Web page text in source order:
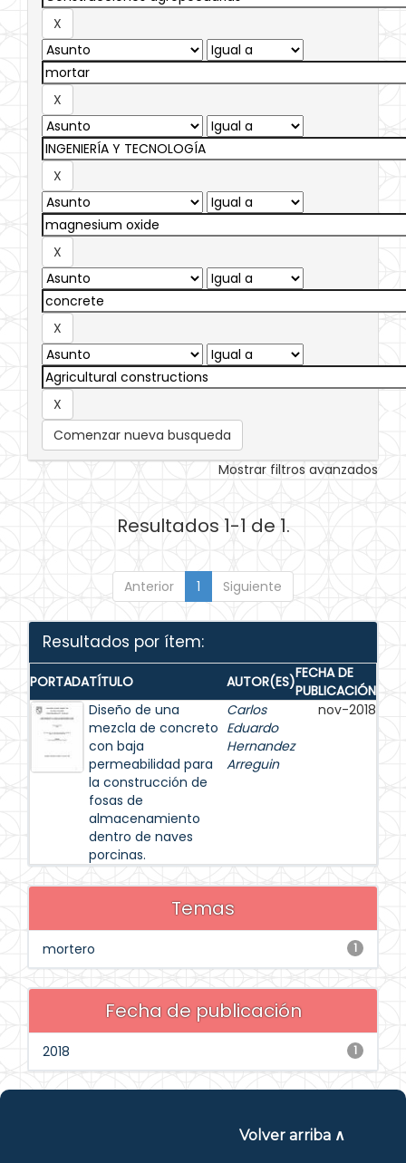
Comenzar nueva busqueda
Mostrar filtros avanzados
Resultados 1-1 de 1.
Anterior 1 Siguiente
Resultados por ítem:
PORTADATÍTULO AUTOR(ES)FECHA DE
PUBLICACIÓN
Diseño de una
mezcla de concreto
con baja
permeabilidad para
la construcción de
fosas de
almacenamiento
dentro de naves
porcinas.
Carlos
Eduardo
Hernandez
Arreguin
nov-2018
Temas
1
mortero
Fecha de publicación
1
2018
Volver arriba ∧